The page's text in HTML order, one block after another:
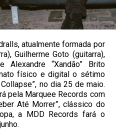
atualmente formada por
Guilherme Goto (guitarra),
Alexandre “Xandão” Brito
físico e digital o sétimo
no dia 25 de maio.
pela Marquee Records com
Até Morrer”, clássico do
a MDD Records fará o